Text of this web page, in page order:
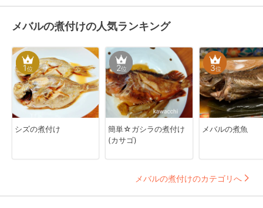
メバルの煮付けの人気ランキング
1位
シズの煮付け
2位
簡単☆ガシラの煮付け
(カサゴ)
3位
メバルの煮魚
メバルの煮付けのカテゴリへ